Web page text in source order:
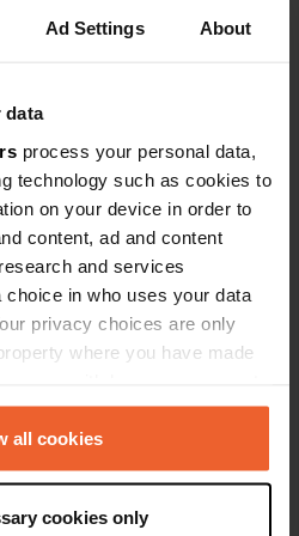
Ad Settings About
data
process your personal data,
technology such as cookies to
on your device in order to
content, ad and content
and services
choice in who uses your data
privacy choices are only
where you have made
or by clicking on
your geographical location
all cookies
cookies only
Crohot
France
W